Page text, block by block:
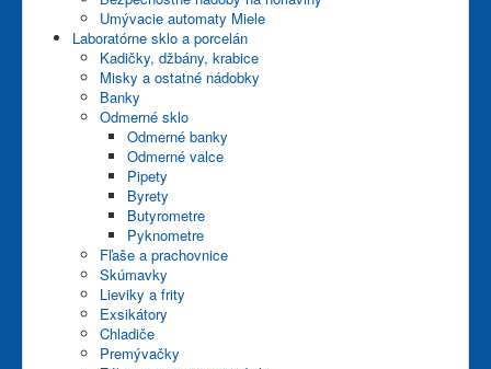
Kontakty
E-shop
Umývacie automaty Miele
Laboratórne sklo a porcelán
Kadičky, džbány, krabice
Misky a ostatné nádobky
Banky
Odmerné sklo
Odmerné banky
Odmerné valce
Pipety
Byrety
Butyrometre
Pyknometre
Fľaše a prachovnice
Skúmavky
Lieviky a frity
Exsikátory
Chladiče
Premývačky